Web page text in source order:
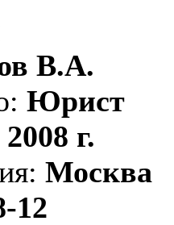
В.А.
Юрист
2008 г.
Москва
12